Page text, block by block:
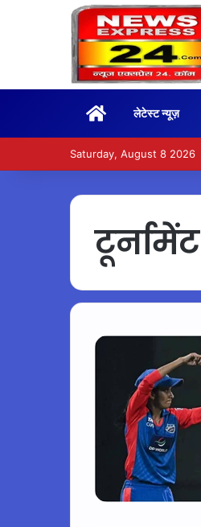
Homeलेटेस्ट न्यूज़
Saturday, August 8 2026
टूर्नामेंट